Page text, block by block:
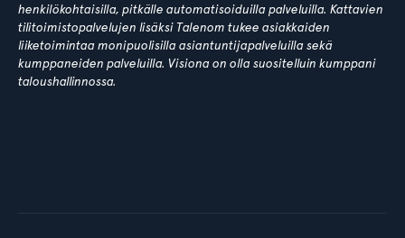
henkilökohtaisilla, pitkälle automatisoiduilla palveluilla. Kattavien
tilitoimistopalvelujen lisäksi Talenom tukee asiakkaiden
liiketoimintaa monipuolisilla asiantuntijapalveluilla sekä
kumppaneiden palveluilla. Visiona on olla suositelluin kumppani
taloushallinnossa.